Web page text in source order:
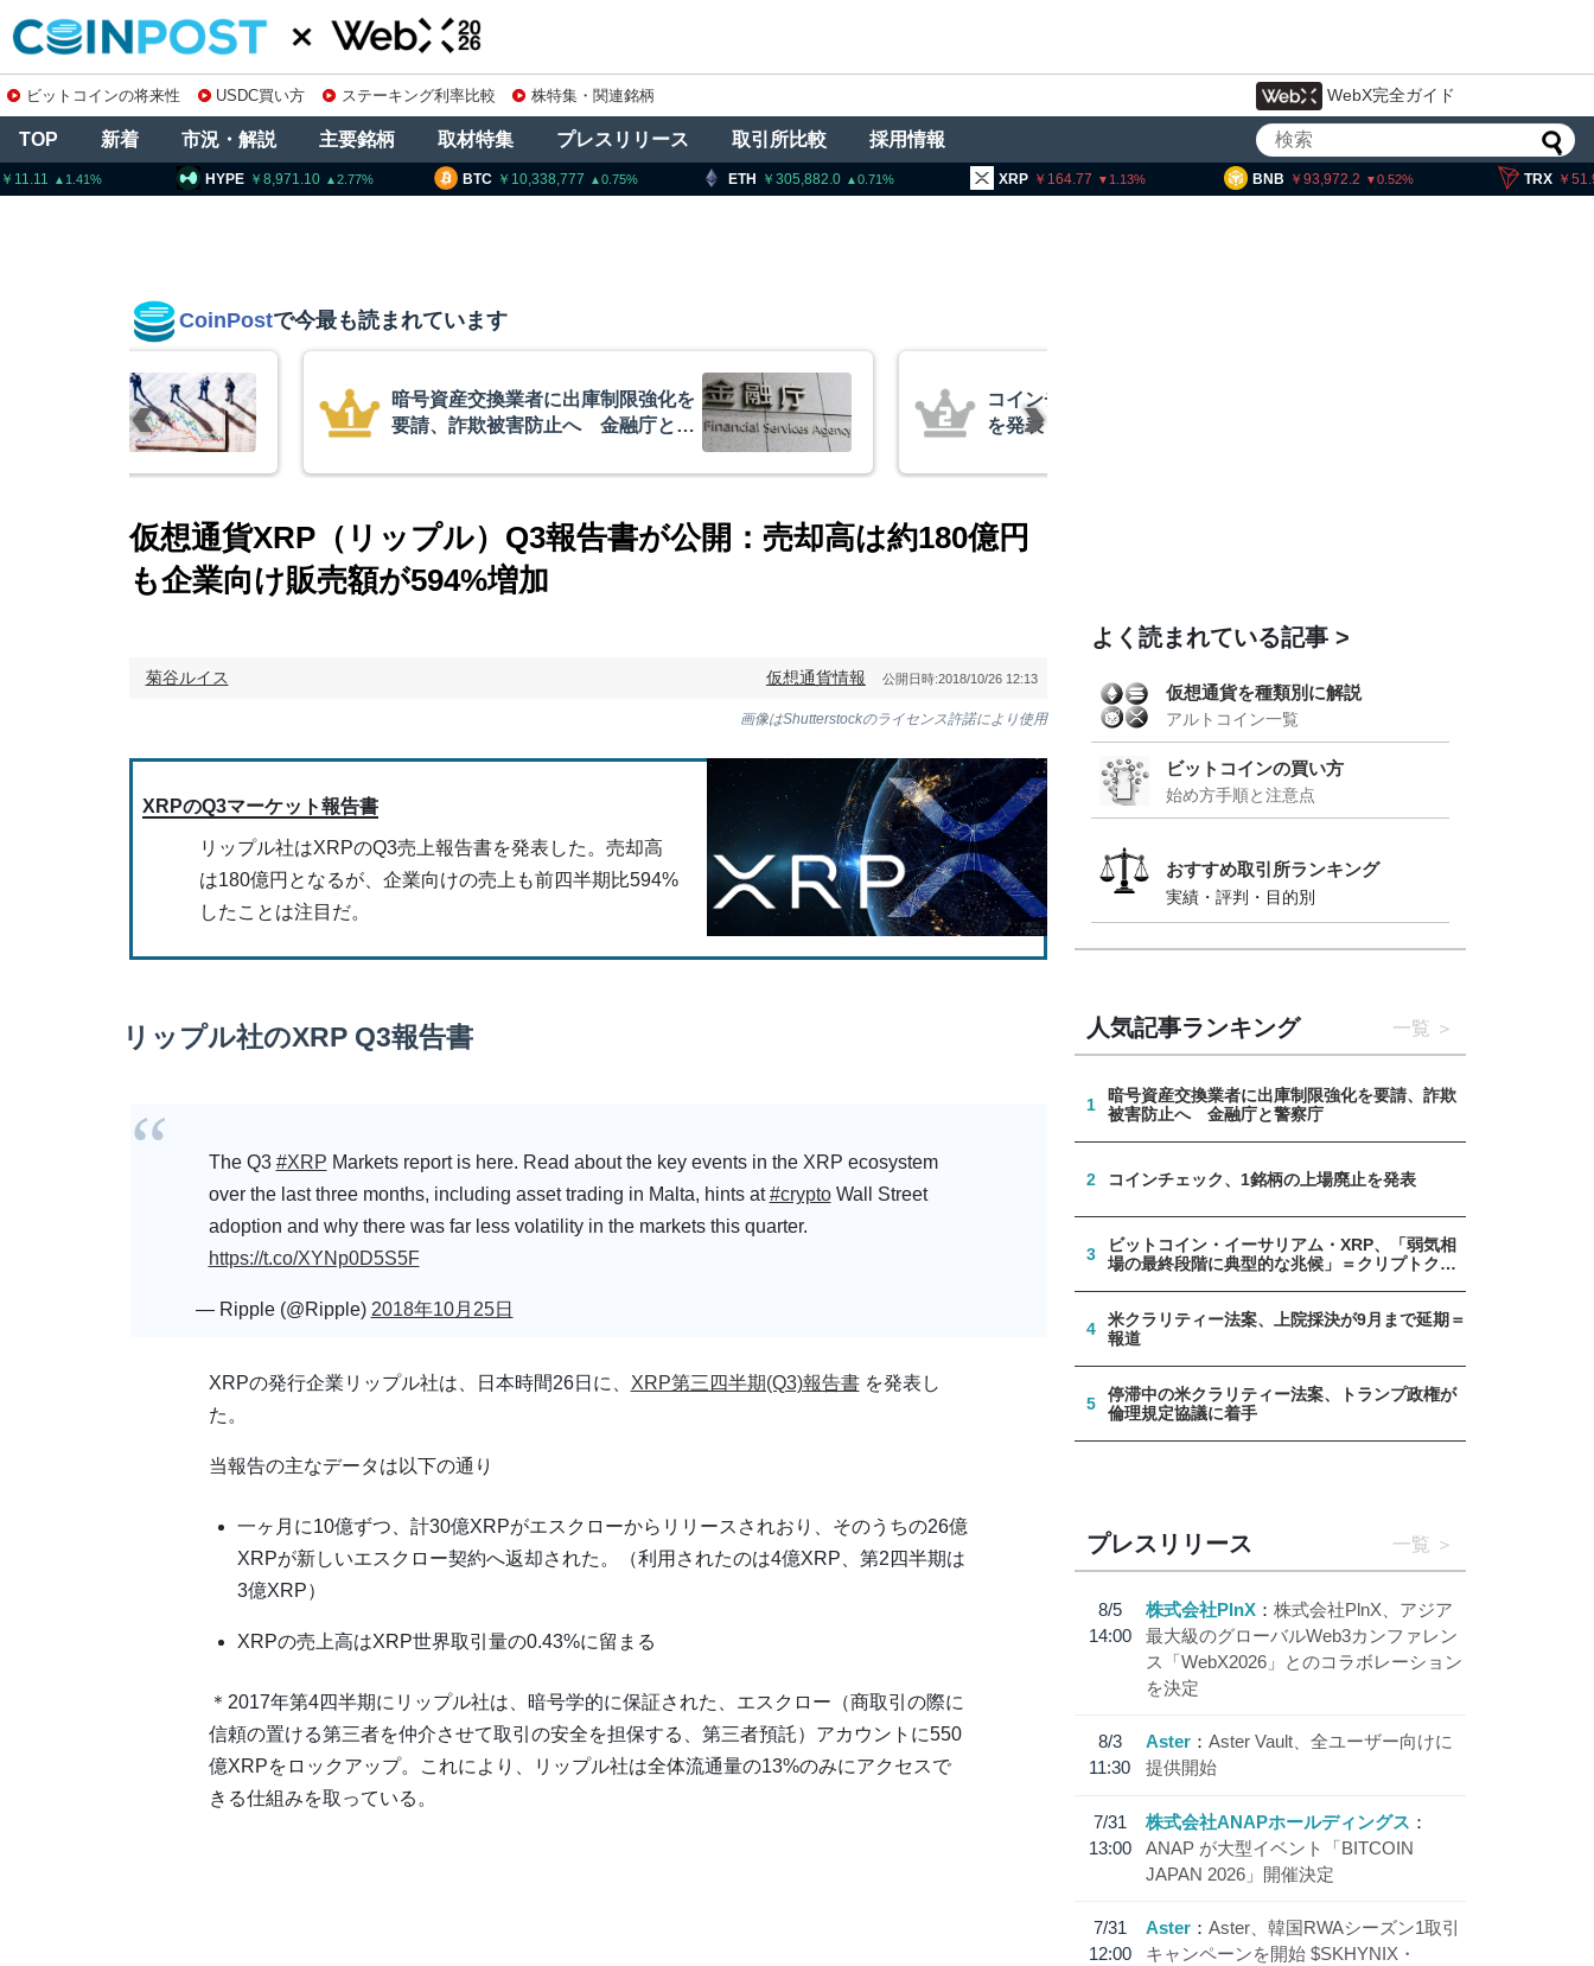
ビットコインの将来性 USDC買い方 ステーキング利率比較 株特集・関連銘柄 WebX完全ガイド
TOP 新着 市況・解説 主要銘柄 取材特集 プレスリリース 取引所比較 採用情報
BTC 10,338,777 0.75 ETH 305,882.0 0.71 XRP 164.77 1.13 BNB 93,972.2 0.52 TRX 51.99
HYPE 8,971.10 2.77
CoinPostで今最も読まれています
暗号資産交換業者に出庫制限強化を
要請、詐欺被害防止へ 金融庁と警
コインチェック、1銘柄の上場廃止
を発表
仮想通貨XRP（リップル）Q3報告書が公開：売却高は約180億円
も企業向け販売額が594%増加
菊谷ルイス 仮想通貨情報 公開日時:2018/10/26 12:13
画像はShutterstockのライセンス許諾により使用
XRPのQ3マーケット報告書
リップル社はXRPのQ3売上報告書を発表した。売却高
は180億円となるが、企業向けの売上も前四半期比594%
したことは注目だ。
リップル社のXRP Q3報告書
The Q3 #XRP Markets report is here. Read about the key events in the XRP ecosystem
over the last three months, including asset trading in Malta, hints at#cryptoWall Street
adoption and why there was far less volatility in the markets this quarter.
https://t.co/XYNp0D5S5F
— Ripple (@Ripple) 2018年10月25日
XRPの発行企業リップル社は、日本時間26日に、 XRP第三四半期(Q3)報告書を発表し
た。
当報告の主なデータは以下の通り
一ヶ月に10億ずつ、計30億XRPがエスクローからリリースされおり、そのうちの26億
XRPが新しいエスクロー契約へ返却された。（利用されたのは4億XRP、第2四半期は
3億XRP）
XRPの売上高はXRP世界取引量の0.43%に留まる
＊2017年第4四半期にリップル社は、暗号学的に保証された、エスクロー（商取引の際に
信頼の置ける第三者を仲介させて取引の安全を担保する、第三者預託）アカウントに550
億XRPをロックアップ。これにより、リップル社は全体流通量の13%のみにアクセスで
きる仕組みを取っている。
よく読まれている記事
仮想通貨を種類別に解説
アルトコイン一覧
ビットコインの買い方
始め方手順と注意点
おすすめ取引所ランキング
実績・評判・目的別
人気記事ランキング 一覧
1
暗号資産交換業者に出庫制限強化を要請、詐欺
被害防止へ 金融庁と警察庁
2 コインチェック、1銘柄の上場廃止を発表
3
ビットコイン・イーサリアム・XRP、「弱気相
場の最終段階に典型的な兆候」＝クリプトクア
4
米クラリティー法案、上院採決が9月まで延期＝
報道
5
停滞中の米クラリティー法案、トランプ政権が
倫理規定協議に着手
プレスリリース 一覧
8/5
14:00
株式会社PlnX
株式会社PlnX、アジア
最大級のグローバルWeb3カンファレン
ス「WebX2026」とのコラボレーション
を決定
8/3
11:30
Aster
Aster Vault、全ユーザー向けに
提供開始
7/31
13:00
株式会社ANAPホールディングス
ANAP が大型イベント「BITCOIN
JAPAN 2026」開催決定
7/31
12:00
Aster
Aster、韓国RWAシーズン1取引
キャンペーンを開始 $SKHYNIX・